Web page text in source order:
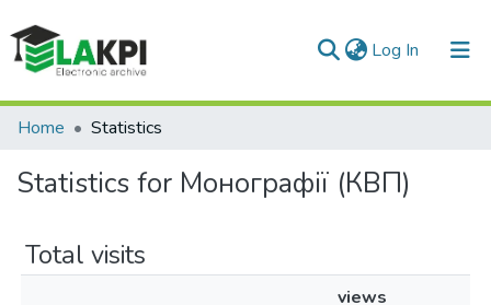
Log In (current)
Communities & Collections
All of DSpace
Home Statistics
Statistics for Монографії (КВП)
Total visits
views